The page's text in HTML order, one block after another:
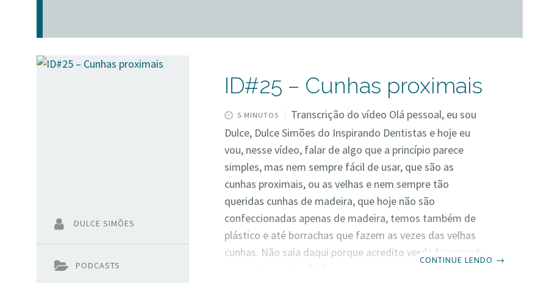
PODCASTS
DULCE SIMÕES
ID#25 – Cunhas proximais
5 MINUTOS
Transcrição do vídeo Olá pessoal, eu sou
Dulce, Dulce Simões do Inspirando Dentistas e hoje eu
vou, nesse vídeo, falar de algo que a princípio parece
simples, mas nem sempre fácil de usar, que são as
cunhas proximais, ou as velhas e nem sempre tão
queridas cunhas de madeira, que hoje não são
confeccionadas apenas de madeira, temos também de
plástico e até borrachas que fazem as vezes das velhas
cunhas. Não saia daqui porque acredito verdadeiramente
CONTINUE LENDO →